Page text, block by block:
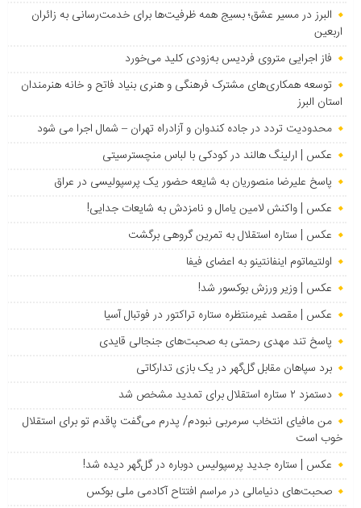
البرز در مسیر عشق؛ بسیج همه ظرفیت‌ها برای خدمت‌رسانی به زائران
اربعین
فاز اجرایی متروی فردیس به‌زودی کلید می‌خورد
توسعه همکاری‌های مشترک فرهنگی و هنری بنیاد فاتح و خانه هنرمندان
استان البرز
محدودیت تردد در جاده کندوان و آزادراه تهران – شمال اجرا می شود
عکس | ارلینگ هالند در کودکی با لباس منچسترسیتی
پاسخ علیرضا منصوریان به شایعه حضور یک پرسپولیسی در عراق
عکس | واکنش لامین یامال و نامزدش به شایعات جدایی!
عکس | ستاره استقلال به تمرین گروهی برگشت
اولتیماتوم اینفانتینو به اعضای فیفا
عکس | وزیر ورزش بوکسور شد!
عکس | مقصد غیرمنتظره ستاره تراکتور در فوتبال آسیا
پاسخ تند مهدی رحمتی به صحبت‌های جنجالی قایدی
برد سپاهان مقابل گل‌گهر در یک بازی تدارکاتی
دستمزد ۲ ستاره استقلال برای تمدید مشخص شد
من مافیای انتخاب سرمربی نبودم/ پدرم می‌گفت پاقدم تو برای استقلال
خوب است
عکس | ستاره جدید پرسپولیس دوباره در گل‌گهر دیده شد!
صحبت‌های دنیامالی در مراسم افتتاح آکادمی ملی بوکس